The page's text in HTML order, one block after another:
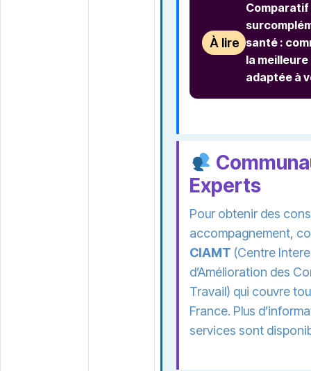
À lire
Comparatif
santé :
la
adaptée à
Experts
Pour obtenir des
accompagnement,
CIAMT (Centre
d’Amélioration des
Travail) qui couvre
France. Plus
services sont